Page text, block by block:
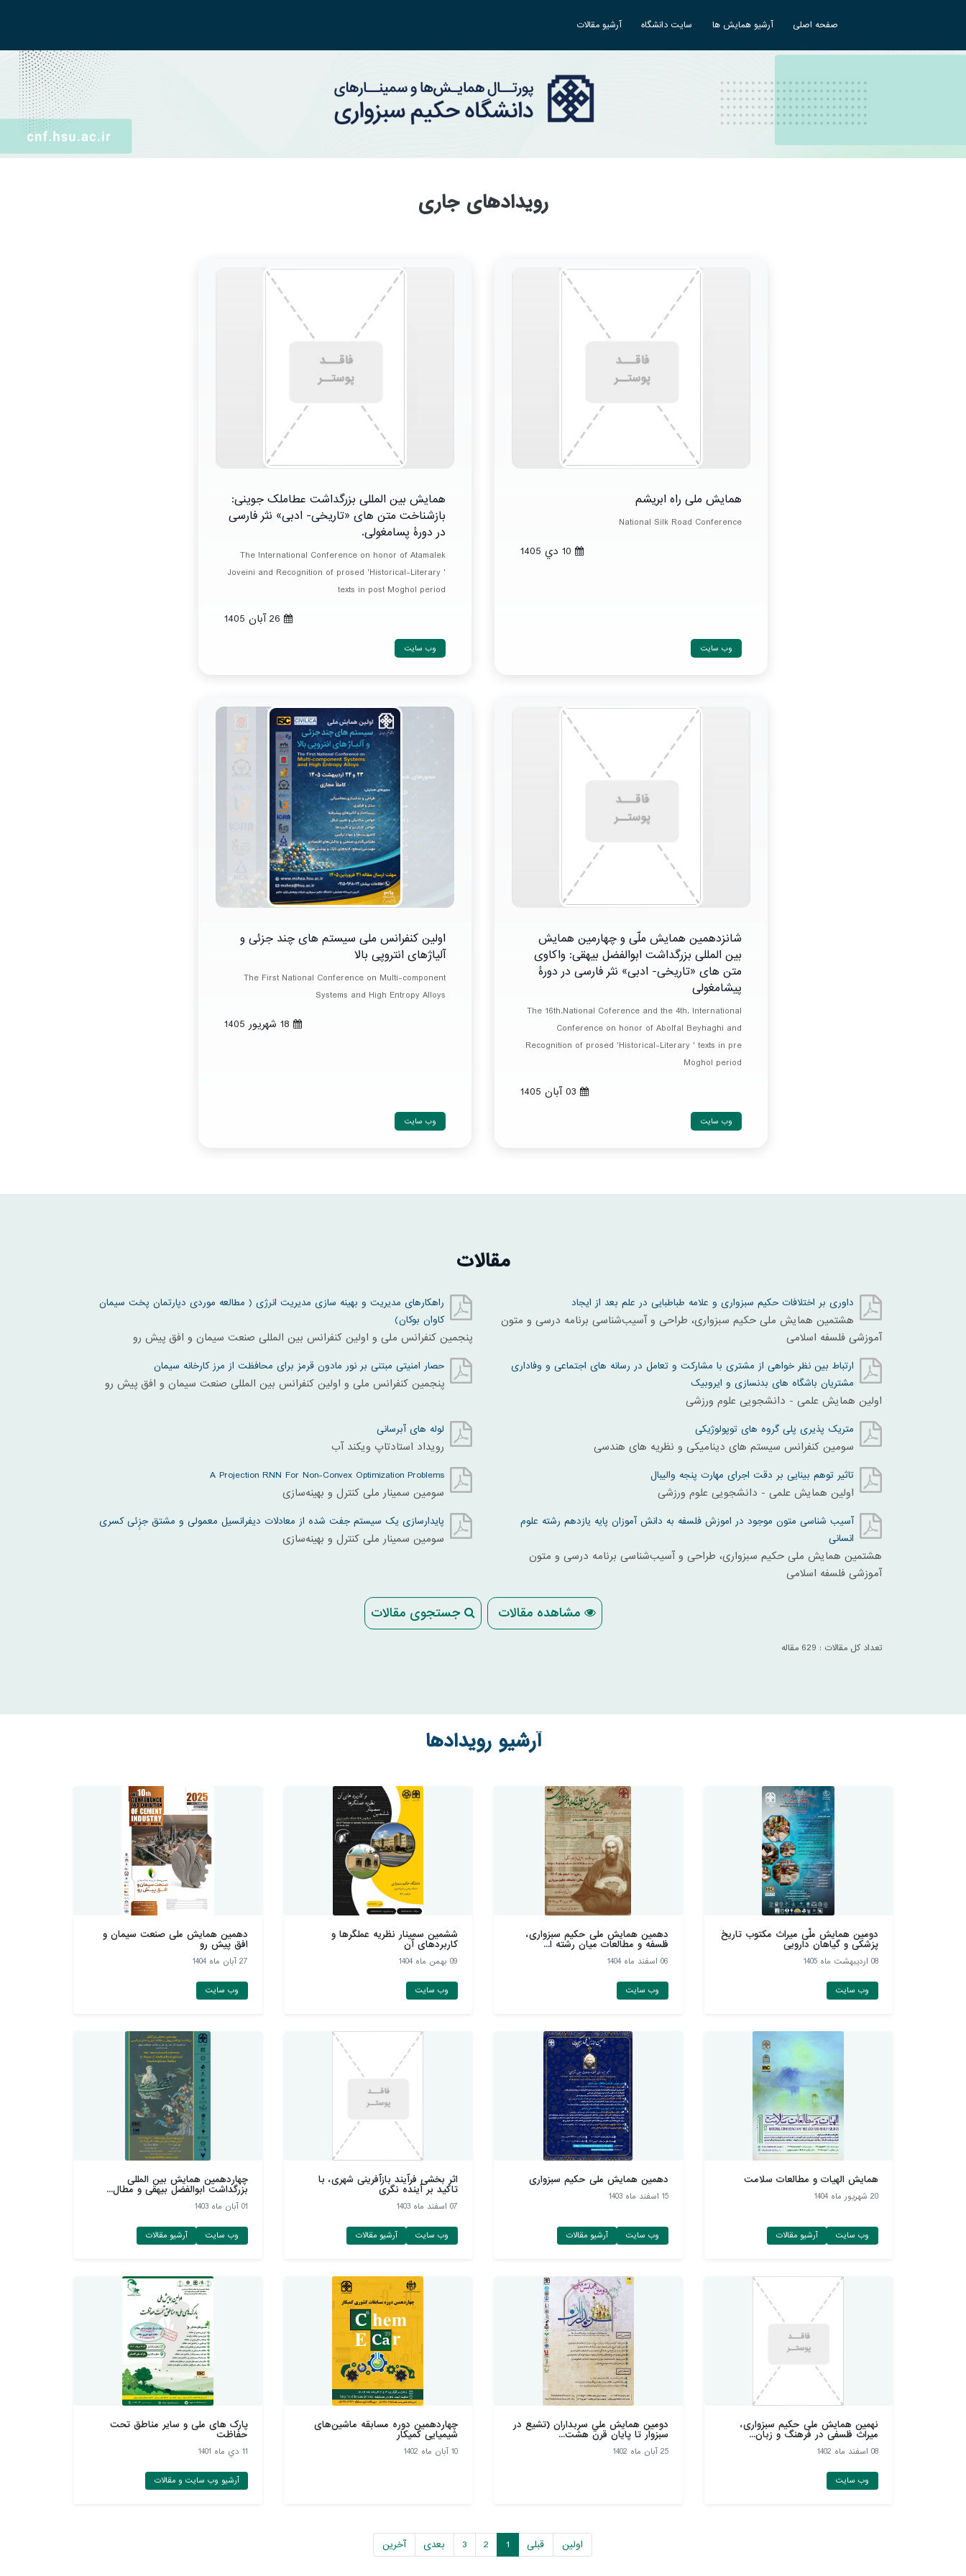
صفحه اصلی آرشیو همایش ها سایت دانشگاه آرشیو مقالات
رویدادهای جاری
همایش ملی راه ابریشم
National Silk Road Conference
وب سایت
همایش بین المللی بزرگداشت عطاملک جوینی:
بازشناخت متن های «تاریخی- ادبی» نثر فارسی
در دورۀ پسامغولی.
The International Conference on honor of Atamalek
Joveini and Recognition of prosed 'Historical-Literary '
texts in post Moghol period
وب سایت
شانزدهمین همایش ملّی و چهارمین همایش
بین المللی بزرگداشت ابوالفضل بیهقی: واکاوی
متن های «تاریخی- ادبی» نثر فارسی در دورۀ
پیشامغولی
The 16th.National Coference and the 4th. International
Conference on honor of Abolfal Beyhaghi and
Recognition of prosed 'Historical-Literary ' texts in pre
Moghol period
وب سایت
اولین کنفرانس ملی سیستم های چند جزئی و
آلیاژهای انتروپی بالا
The First National Conference on Multi-component
Systems and High Entropy Alloys
وب سایت
مقالات
داوری بر اختلافات حکیم سبزواری و علامه طباطبایی در علم بعد از ایجاد
هشتمین همایش ملی حکیم سبزواری، طراحی و آسیب‌شناسی برنامه درسی و متون
آموزشی فلسفه اسلامی
راهکارهای مدیریت و بهینه سازی مدیریت انرژی ( مطالعه موردی دپارتمان پخت سیمان
کاوان بوکان)
پنجمین کنفرانس ملی و اولین کنفرانس بین المللی صنعت سیمان و افق پیش رو
ارتباط بین نظر خواهی از مشتری با مشارکت و تعامل در رسانه های اجتماعی و وفاداری
مشتریان باشگاه های بدنسازی و ایروبیک
اولین همایش علمی - دانشجویی علوم ورزشی
حصار امنیتی مبتنی بر نور مادون قرمز برای محافظت از مرز کارخانه سیمان
پنجمین کنفرانس ملی و اولین کنفرانس بین المللی صنعت سیمان و افق پیش رو
متریک پذیری پلی گروه های توپولوژیکی
سومين کنفرانس سيستم های ديناميکی و نظريه های هندسی
لوله های آبرسانی
رویداد استادتاپ ویکند آب
تاثیر توهم بینایی بر دقت اجرای مهارت پنجه والیبال
اولین همایش علمی - دانشجویی علوم ورزشی
A Projection RNN For Non-Convex Optimization Problems
سومین سمینار ملی کنترل و بهینه‌سازی
آسیب شناسی متون موجود در اموزش فلسفه به دانش آموزان پایه یازدهم رشته علوم
انسانی
هشتمین همایش ملی حکیم سبزواری، طراحی و آسیب‌شناسی برنامه درسی و متون
آموزشی فلسفه اسلامی
پایدارسازی یک سیستم جفت شده از معادلات دیفرانسیل معمولی و مشتق جزِِئی کسری
سومین سمینار ملی کنترل و بهینه‌سازی
مشاهده مقالات جستجوی مقالات
تعداد کل مقالات : 629 مقاله
آرشیو رویدادها
دومین همایش ملّی میراث مکتوب تاریخ
پزشکی و گیاهان دارويی
08 ارديبهشت ماه 1405
وب سایت
دهمین همایش ملی حکیم سبزواری،
فلسفه و مطالعات میان رشته ا...
06 اسفند ماه 1404
وب سایت
ششمین سمینار نظریه عملگرها و
کاربردهای آن
09 بهمن ماه 1404
وب سایت
دهمین همايش ملی صنعت سيمان و
افق پيش رو
27 آبان ماه 1404
وب سایت
همایش الهیات و مطالعات سلامت
20 شهريور ماه 1404
وب سایت آرشیو مقالات
دهمین همایش ملی حکیم سبزواری
15 اسفند ماه 1403
وب سایت آرشیو مقالات
اثر بخشی فرآیند بازآفرینی شهری، با
تاکید بر آینده نگری
07 اسفند ماه 1403
وب سایت آرشیو مقالات
چهاردهمین همایش بین المللی
بزرگداشت ابوالفضل بیهقی و مطال...
01 آبان ماه 1403
وب سایت آرشیو مقالات
نهمین همایش ملی حکیم سبزواری،
میراث فلسفی در فرهنگ و زبان...
08 اسفند ماه 1402
وب سایت
دومين همايش ملي سربداران (تشيع در
سبزوار تا پايان قرن هشت...
25 آبان ماه 1402
چهاردهمین دوره مسابقه ماشین‌های
شیمیایی کمیکار
10 آبان ماه 1402
پارک های ملی و سایر مناطق تحت
حفاظت
11 دي ماه 1401
آرشیو وب سایت و مقالات
اولین قبلی 1
2
3 بعدی آخرین